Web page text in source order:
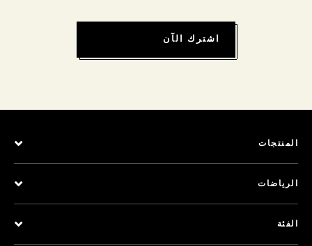
اشترك الآن
المنتجات
الرياضات
الفئة